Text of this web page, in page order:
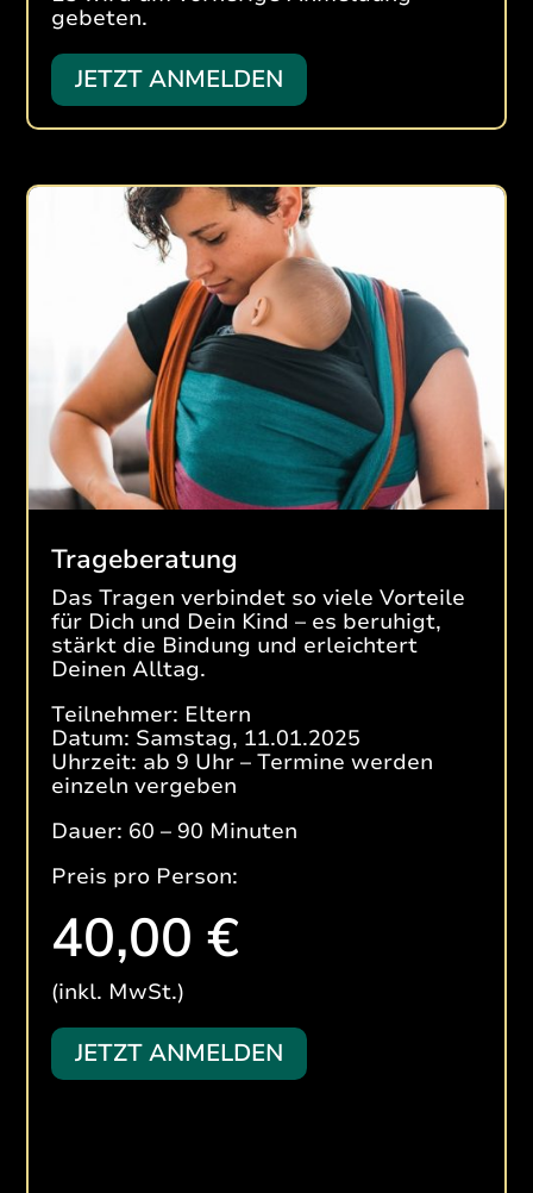
gebeten.
JETZT ANMELDEN
Trageberatung
Das Tragen verbindet so viele Vorteile
für Dich und Dein Kind – es beruhigt,
stärkt die Bindung und erleichtert
Deinen Alltag.
Teilnehmer: Eltern
Datum: Samstag, 11.01.2025
Uhrzeit: ab 9 Uhr – Termine werden
einzeln vergeben
Dauer: 60 – 90 Minuten
Preis pro Person:
40,00 €
(inkl. MwSt.)
JETZT ANMELDEN